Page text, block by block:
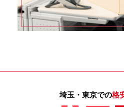
埼玉・東京での格